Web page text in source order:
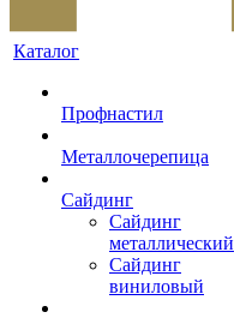
Каталог
Профнастил
Металлочерепица
Сайдинг
Сайдинг
металлический
Сайдинг
виниловый